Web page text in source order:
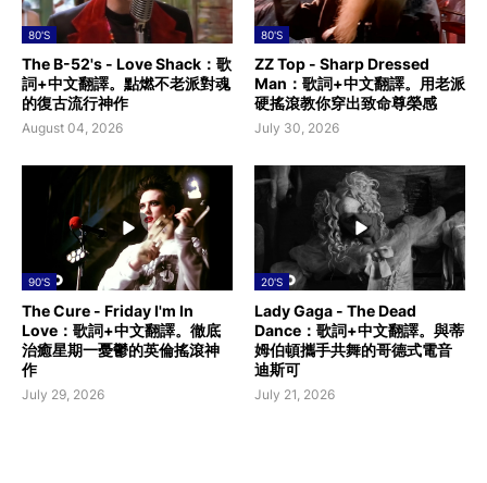
80'S
The B-52's - Love Shack：歌
詞+中文翻譯。點燃不老派對魂
的復古流行神作
August 04, 2026
80'S
ZZ Top - Sharp Dressed
Man：歌詞+中文翻譯。用老派
硬搖滾教你穿出致命尊榮感
July 30, 2026
90'S
The Cure - Friday I'm In
Love：歌詞+中文翻譯。徹底
治癒星期一憂鬱的英倫搖滾神
作
July 29, 2026
20'S
Lady Gaga - The Dead
Dance：歌詞+中文翻譯。與蒂
姆伯頓攜手共舞的哥德式電音
迪斯可
July 21, 2026